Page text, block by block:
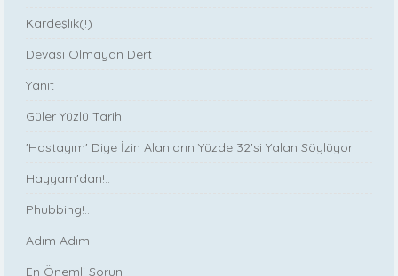
Kardeşlik(!)
Devası Olmayan Dert
Yanıt
Güler Yüzlü Tarih
'Hastayım' Diye İzin Alanların Yüzde 32'si Yalan Söylüyor
Hayyam'dan!..
Phubbing!..
Adım Adım
En Önemli Sorun